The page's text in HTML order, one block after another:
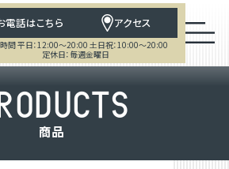
電話はこちら アクセス
間 平日：12:00～20:00 土日祝：10:00～20:00
定休日：毎週金曜日
ODUCTS
商品